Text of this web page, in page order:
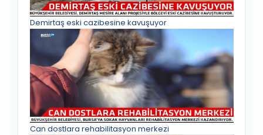
Demirtaş eski cazibesine kavuşuyor
Can dostlara rehabilitasyon merkezi